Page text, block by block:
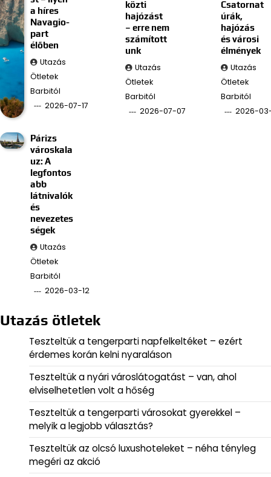
a híres
Navagio-
part
élőben
Utazás
Ötletek
Barbitól
2026-07-17
közti
hajózást
– erre nem
számított
unk
Utazás
Ötletek
Barbitól
2026-07-07
Csatornat
úrák,
hajózás
és városi
élmények
Utazás
Ötletek
Barbitól
2026-
Párizs
városkala
uz: A
legfontos
abb
látnivalók
és
nevezetes
ségek
Utazás
Ötletek
Barbitól
2026-03-12
Utazás ötletek
Teszteltük a tengerparti napfelkeltéket – ezért
érdemes korán kelni nyaraláson
Teszteltük a nyári városlátogatást – van, ahol
elviselhetetlen volt a hőség
Teszteltük a tengerparti városokat gyerekkel –
melyik a legjobb választás?
Teszteltük az olcsó luxushoteleket – néha tényleg
megéri az akció